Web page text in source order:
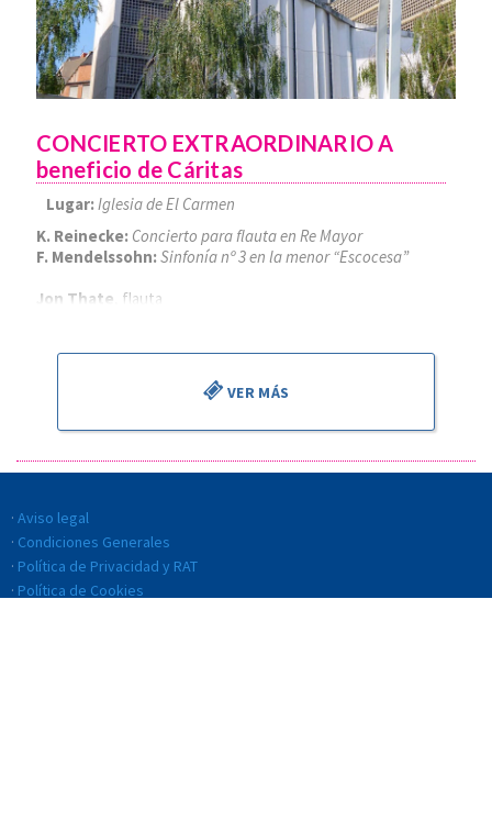
CONCIERTO EXTRAORDINARIO A
beneficio de Cáritas
Lugar:Iglesia de El Carmen
K. Reinecke: Concierto para flauta en Re Mayor
F. Mendelssohn:Sinfonía nº 3 en la menor “Escocesa”
Jon Thate , flauta
VER MÁS
Aviso legal
Condiciones Generales
Política de Privacidad y RAT
Política de Cookies